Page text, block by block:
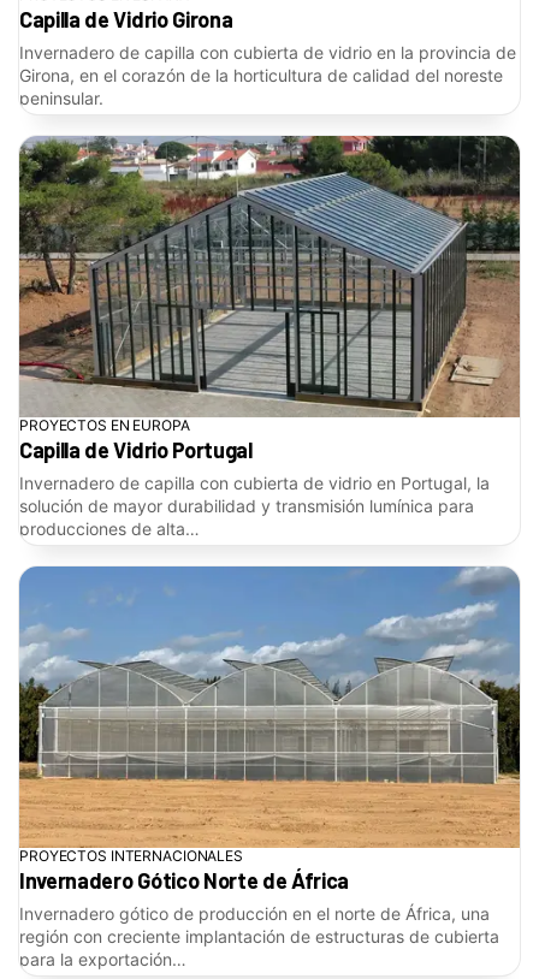
Capilla de Vidrio Girona
Invernadero de capilla con cubierta de vidrio en la provincia de
Girona, en el corazón de la horticultura de calidad del noreste
peninsular.
PROYECTOS EN EUROPA
Capilla de Vidrio Portugal
Invernadero de capilla con cubierta de vidrio en Portugal, la
solución de mayor durabilidad y transmisión lumínica para
producciones de alta…
PROYECTOS INTERNACIONALES
Invernadero Gótico Norte de África
Invernadero gótico de producción en el norte de África, una
región con creciente implantación de estructuras de cubierta
para la exportación…